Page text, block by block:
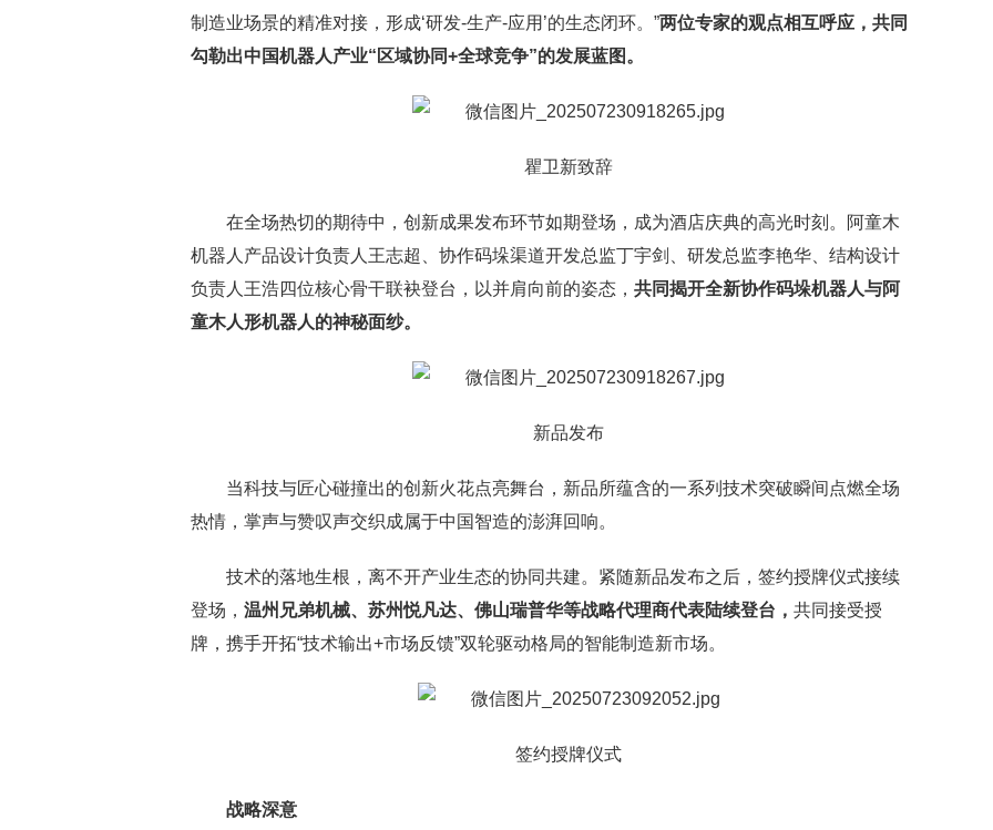
制造业场景的精准对接，形成‘研发-生产-应用’的生态闭环。”两位专家的观点相互呼应，共同
勾勒出中国机器人产业“区域协同+全球竞争”的发展蓝图。
瞿卫新致辞
在全场热切的期待中，创新成果发布环节如期登场，成为酒店庆典的高光时刻。阿童木
机器人产品设计负责人王志超、协作码垛渠道开发总监丁宇剑、研发总监李艳华、结构设计
负责人王浩四位核心骨干联袂登台，以并肩向前的姿态， 共同揭开全新协作码垛机器人与阿
童木人形机器人的神秘面纱。
新品发布
当科技与匠心碰撞出的创新火花点亮舞台，新品所蕴含的一系列技术突破瞬间点燃全场
热情，掌声与赞叹声交织成属于中国智造的澎湃回响。
技术的落地生根，离不开产业生态的协同共建。紧随新品发布之后，签约授牌仪式接续
登场， 温州兄弟机械、苏州悦凡达、佛山瑞普华等战略代理商代表陆续登台， 共同接受授
牌，携手开拓“技术输出+市场反馈”双轮驱动格局的智能制造新市场。
签约授牌仪式
战略深意